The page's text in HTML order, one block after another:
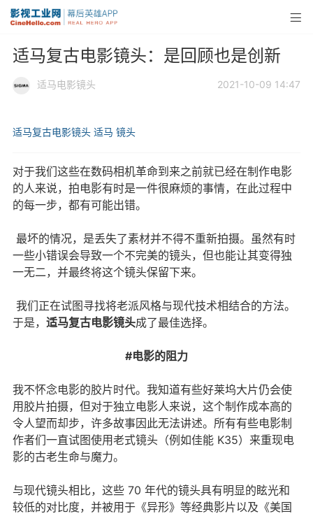
适马复古电影镜头：是回顾也是创新
适马电影镜头 2021-10-09 14:47
适马复古电影镜头 适马 镜头
对于我们这些在数码相机革命到来之前就已经在制作电影
的人来说，拍电影有时是一件很麻烦的事情，在此过程中
的每一步，都有可能出错。
最坏的情况，是丢失了素材并不得不重新拍摄。虽然有时
一些小错误会导致一个不完美的镜头，但也能让其变得独
一无二，并最终将这个镜头保留下来。
我们正在试图寻找将老派风格与现代技术相结合的方法。
于是， 适马复古电影镜头成了最佳选择。
#电影的阻力
我不怀念电影的胶片时代。我知道有些好莱坞大片仍会使
用胶片拍摄，但对于独立电影人来说，这个制作成本高的
令人望而却步，许多故事因此无法讲述。所有有些电影制
作者们一直试图使用老式镜头（例如佳能 K35）来重现电
影的古老生命与魔力。
与现代镜头相比，这些 70 年代的镜头具有明显的眩光和
较低的对比度，并被用于《异形》等经典影片以及《美国